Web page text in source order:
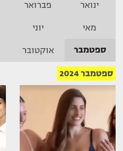
ינואר פברואר
מאי יוני
ספטמבר אוקטובר
ספטמבר 2024